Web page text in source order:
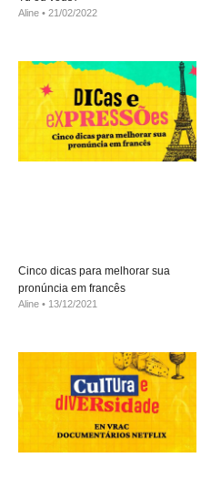
Aline 21/02/2022
Cinco dicas para melhorar sua
pronúncia em francês
Aline 13/12/2021